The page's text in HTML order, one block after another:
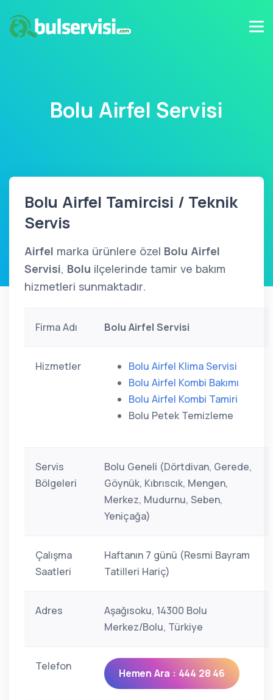
Bolu Airfel Servisi
Bolu Airfel Tamircisi / Teknik
Servis
Airfel marka ürünlere özel Bolu Airfel
Servisi, Bolu ilçelerinde tamir ve bakım
hizmetleri sunmaktadır.
Firma Adı Bolu Airfel Servisi
Hizmetler
Bolu Airfel Klima Servisi
Bolu Airfel Kombi Bakımı
Bolu Airfel Kombi Tamiri
Bolu Petek Temizleme
Servis
Bölgeleri
Bolu Geneli (Dörtdivan, Gerede,
Göynük, Kıbrıscık, Mengen,
Merkez, Mudurnu, Seben,
Yeniçağa)
Çalışma
Saatleri
Haftanın 7 günü (Resmi Bayram
Tatilleri Hariç)
Adres
Aşağısoku, 14300 Bolu
Merkez/Bolu, Türkiye
Telefon
Hemen Ara : 444 28 46